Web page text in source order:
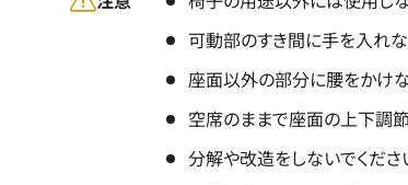
可動部のすき間に手を入れな
座面以外の部分に腰をかけな
空席のままで座面の上下調
分解や改造をしないでくださ